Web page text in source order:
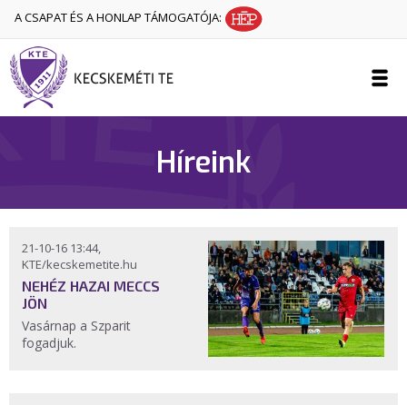
A CSAPAT ÉS A HONLAP TÁMOGATÓJA:
Híreink
21-10-16 13:44,
KTE/kecskemetite.hu
NEHÉZ HAZAI MECCS
JÖN
Vasárnap a Szparit
fogadjuk.